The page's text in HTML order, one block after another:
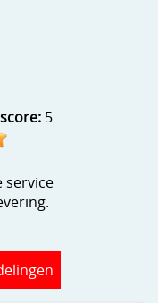
5
service